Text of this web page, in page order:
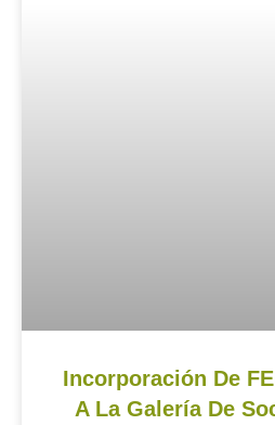
Incorporación De
A La Galería De